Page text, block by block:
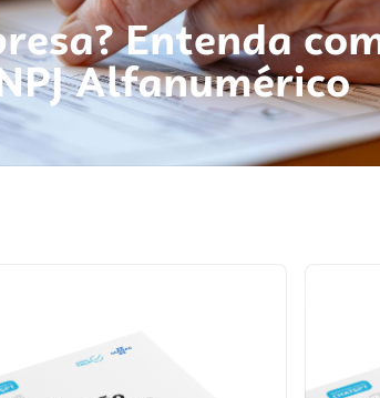
Entenda
Alfanumérico